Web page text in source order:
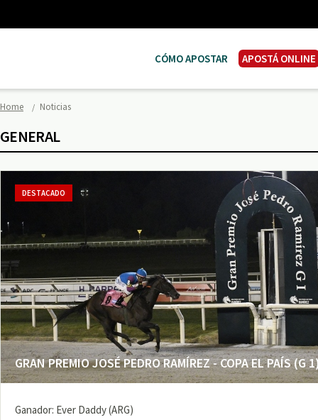
CÓMO APOSTAR APOSTÁ ONLINE
Home Noticias
GENERAL
GRAN PREMIO JOSÉ PEDRO RAMÍREZ - COPA EL PAÍS (G
DESTACADO
Ganador: Ever Daddy (ARG)